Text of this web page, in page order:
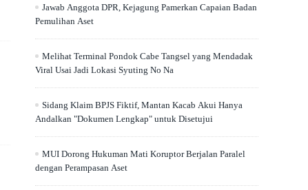
Jawab Anggota DPR, Kejagung Pamerkan Capaian Badan
Pemulihan Aset
Melihat Terminal Pondok Cabe Tangsel yang Mendadak
Viral Usai Jadi Lokasi Syuting No Na
Sidang Klaim BPJS Fiktif, Mantan Kacab Akui Hanya
Andalkan "Dokumen Lengkap" untuk Disetujui
MUI Dorong Hukuman Mati Koruptor Berjalan Paralel
dengan Perampasan Aset